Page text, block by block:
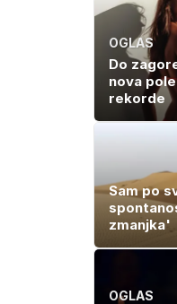
OGLAS
Do
nova
rekorde
Sam po
zmanjka'
OGLAS